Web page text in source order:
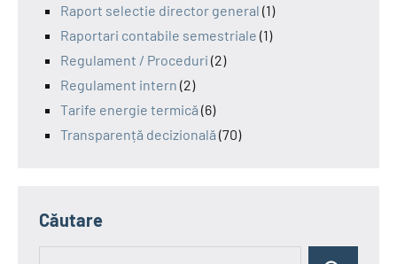
Raport selectie director general (1)
Raportari contabile semestriale (1)
Regulament / Proceduri (2)
Regulament intern (2)
Tarife energie termică (6)
Transparență decizională (70)
Căutare